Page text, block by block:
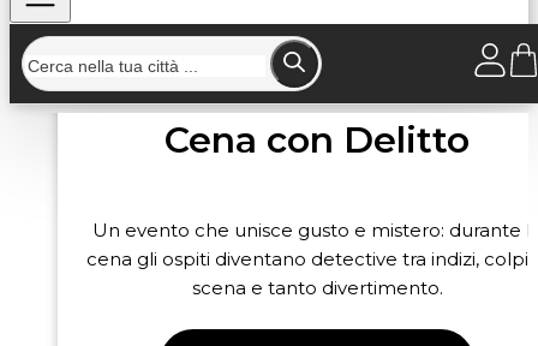
Cena con Delitto
Un evento che unisce gusto e mistero: durante
cena gli ospiti diventano detective tra indizi, colpi
scena e tanto divertimento.